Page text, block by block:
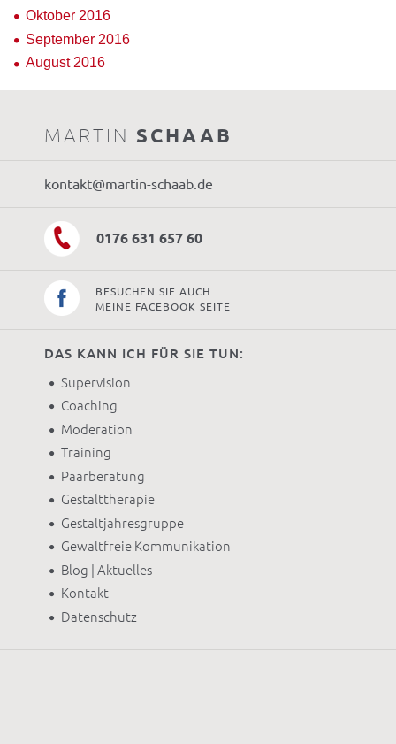
Oktober 2016
September 2016
August 2016
MARTIN SCHAAB
kontakt@martin-schaab.de
0176 631 657 60
BESUCHEN SIE AUCH
MEINE FACEBOOK SEITE
DAS KANN ICH FÜR SIE TUN:
Supervision
Coaching
Moderation
Training
Paarberatung
Gestalttherapie
Gestaltjahresgruppe
Gewaltfreie Kommunikation
Blog | Aktuelles
Kontakt
Datenschutz